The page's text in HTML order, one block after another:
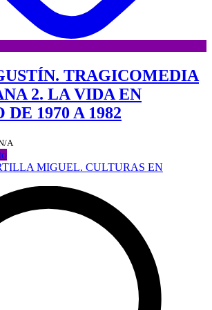
TRAGICOMEDIA
2. LA VIDA EN
1970 A 1982
A